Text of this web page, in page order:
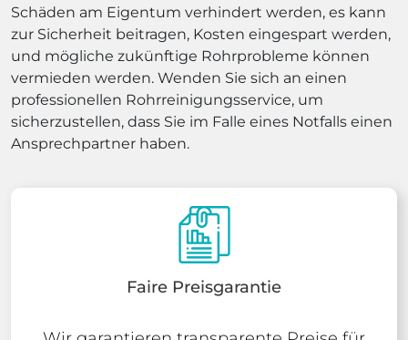
Schäden am Eigentum verhindert werden, es kann
zur Sicherheit beitragen, Kosten eingespart werden,
und mögliche zukünftige Rohrprobleme können
vermieden werden. Wenden Sie sich an einen
professionellen Rohrreinigungsservice, um
sicherzustellen, dass Sie im Falle eines Notfalls einen
Ansprechpartner haben.
Faire Preisgarantie